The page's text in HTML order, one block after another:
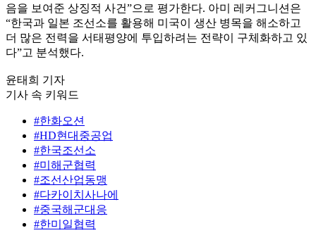
음을 보여준 상징적 사건”으로 평가한다. 아미 레커그니션은
“한국과 일본 조선소를 활용해 미국이 생산 병목을 해소하고
더 많은 전력을 서태평양에 투입하려는 전략이 구체화하고 있
다”고 분석했다.
윤태희 기자
기사 속 키워드
#한화오션
#HD현대중공업
#한국조선소
#미해군협력
#조선산업동맹
#다카이치사나에
#중국해군대응
#한미일협력